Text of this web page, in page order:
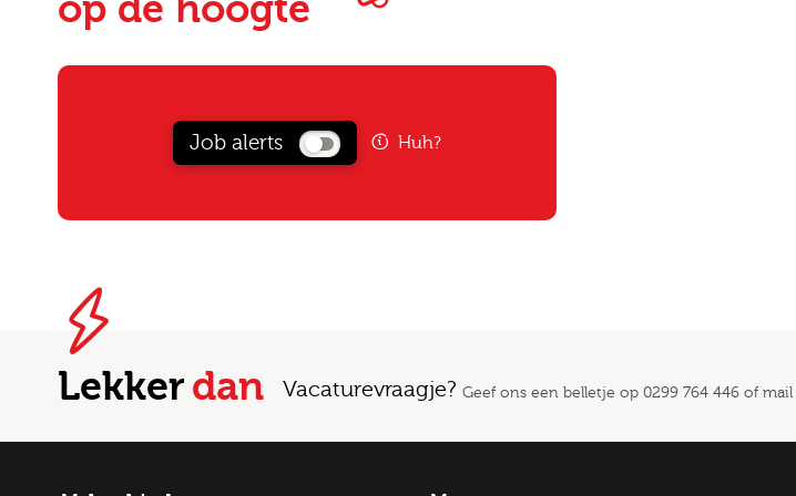
op de hoogte
Job alerts Huh?
Lekkerdan Vacaturevraagje? Geef ons een belletje op 0299 764 446 of mail